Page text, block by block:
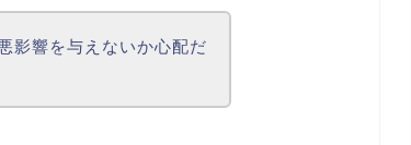
影響を与えないか心配だ